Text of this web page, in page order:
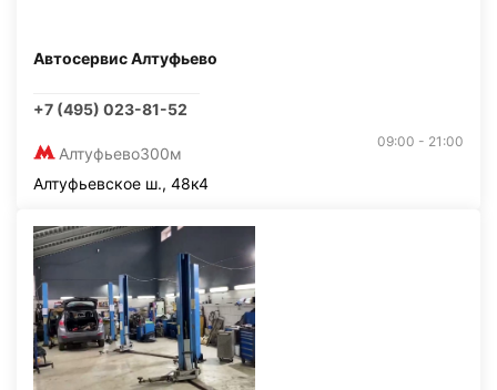
Автосервис Алтуфьево
+7 (495) 023-81-52
Алтуфьево300м
09:00 - 21:00
Алтуфьевское ш., 48к4